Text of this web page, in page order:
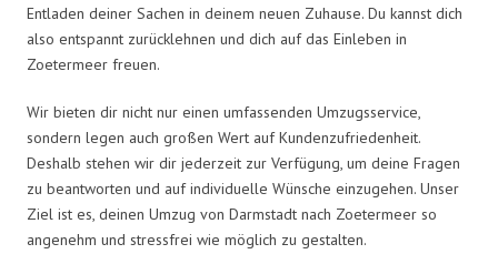
Entladen deiner Sachen in deinem neuen Zuhause. Du kannst dich
also entspannt zurücklehnen und dich auf das Einleben in
Zoetermeer freuen.
Wir bieten dir nicht nur einen umfassenden Umzugsservice,
sondern legen auch großen Wert auf Kundenzufriedenheit.
Deshalb stehen wir dir jederzeit zur Verfügung, um deine Fragen
zu beantworten und auf individuelle Wünsche einzugehen. Unser
Ziel ist es, deinen Umzug von Darmstadt nach Zoetermeer so
angenehm und stressfrei wie möglich zu gestalten.